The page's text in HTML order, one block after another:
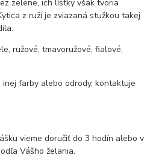
zelene, ich lístky však tvoria
z ruží je zviazaná stužkou takej
ružové, tmavoružové, fialové,
farby alebo odrody, kontaktuje
vieme doručiť do 3 hodín alebo v
Vášho želania.